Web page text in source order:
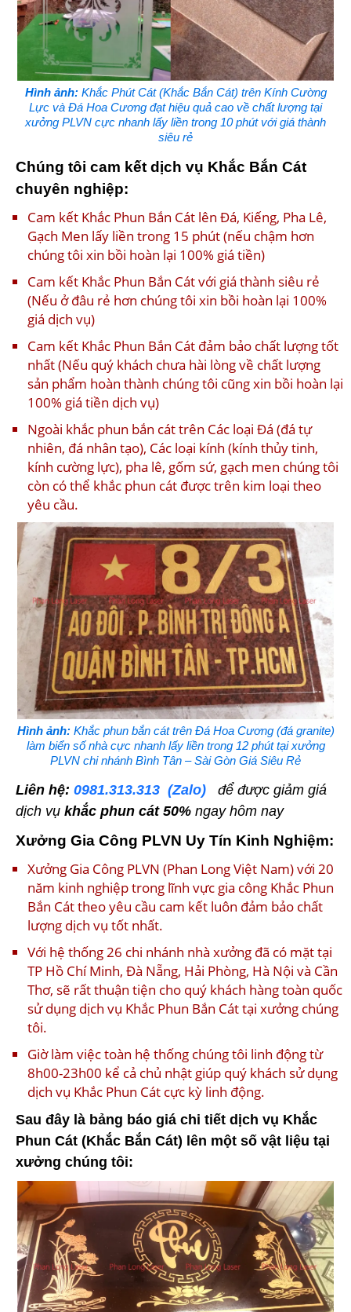
Hình ảnh:Khắc Phút Cát (Khắc Bắn Cát) trên Kính Cường
Lực và Đá Hoa Cương đạt hiệu quả cao về chất lượng tại
xưởng PLVN cực nhanh lấy liền trong 10 phút với giá thành
siêu rẻ
Chúng tôi cam kết dịch vụ Khắc Bắn Cát
chuyên nghiệp:
Cam kết Khắc Phun Bắn Cát lên Đá, Kiếng, Pha Lê,
Gạch Men lấy liền trong 15 phút (nếu chậm hơn
chúng tôi xin bồi hoàn lại 100% giá tiền)
Cam kết Khắc Phun Bắn Cát với giá thành siêu rẻ
(Nếu ở đâu rẻ hơn chúng tôi xin bồi hoàn lại 100%
giá dịch vụ)
Cam kết Khắc Phun Bắn Cát đảm bảo chất lượng tốt
nhất (Nếu quý khách chưa hài lòng về chất lượng
sản phẩm hoàn thành chúng tôi cũng xin bồi hoàn lại
100% giá tiền dịch vụ)
Ngoài khắc phun bắn cát trên Các loại Đá (đá tự
nhiên, đá nhân tạo), Các loại kính (kính thủy tinh,
kính cường lực), pha lê, gốm sứ, gạch men chúng tôi
còn có thể khắc phun cát được trên kim loại theo
yêu cầu.
Hình ảnh:Khắc phun bắn cát trên Đá Hoa Cương (đá granite)
làm biển số nhà cực nhanh lấy liền trong 12 phút tại xưởng
PLVN chi nhánh Bình Tân – Sài Gòn Giá Siêu Rẻ
Liên hệ: 0981.313.313 (Zalo)
để được giảm giá
dịch vụ khắc phun cát 50% ngay hôm nay
Xưởng Gia Công PLVN Uy Tín Kinh Nghiệm:
Xưởng Gia Công PLVN (Phan Long Việt Nam) với 20
năm kinh nghiệp trong lĩnh vực gia công Khắc Phun
Bắn Cát theo yêu cầu cam kết luôn đảm bảo chất
lượng dịch vụ tốt nhất.
Với hệ thống 26 chi nhánh nhà xưởng đã có mặt tại
TP Hồ Chí Minh, Đà Nẵng, Hải Phòng, Hà Nội và Cần
Thơ, sẽ rất thuận tiện cho quý khách hàng toàn quốc
sử dụng dịch vụ Khắc Phun Bắn Cát tại xưởng chúng
tôi.
Giờ làm việc toàn hệ thống chúng tôi linh động từ
8h00-23h00 kể cả chủ nhật giúp quý khách sử dụng
dịch vụ Khắc Phun Cát cực kỳ linh động.
Sau đây là bảng báo giá chi tiết dịch vụ Khắc
Phun Cát (Khắc Bắn Cát) lên một số vật liệu tại
xưởng chúng tôi: